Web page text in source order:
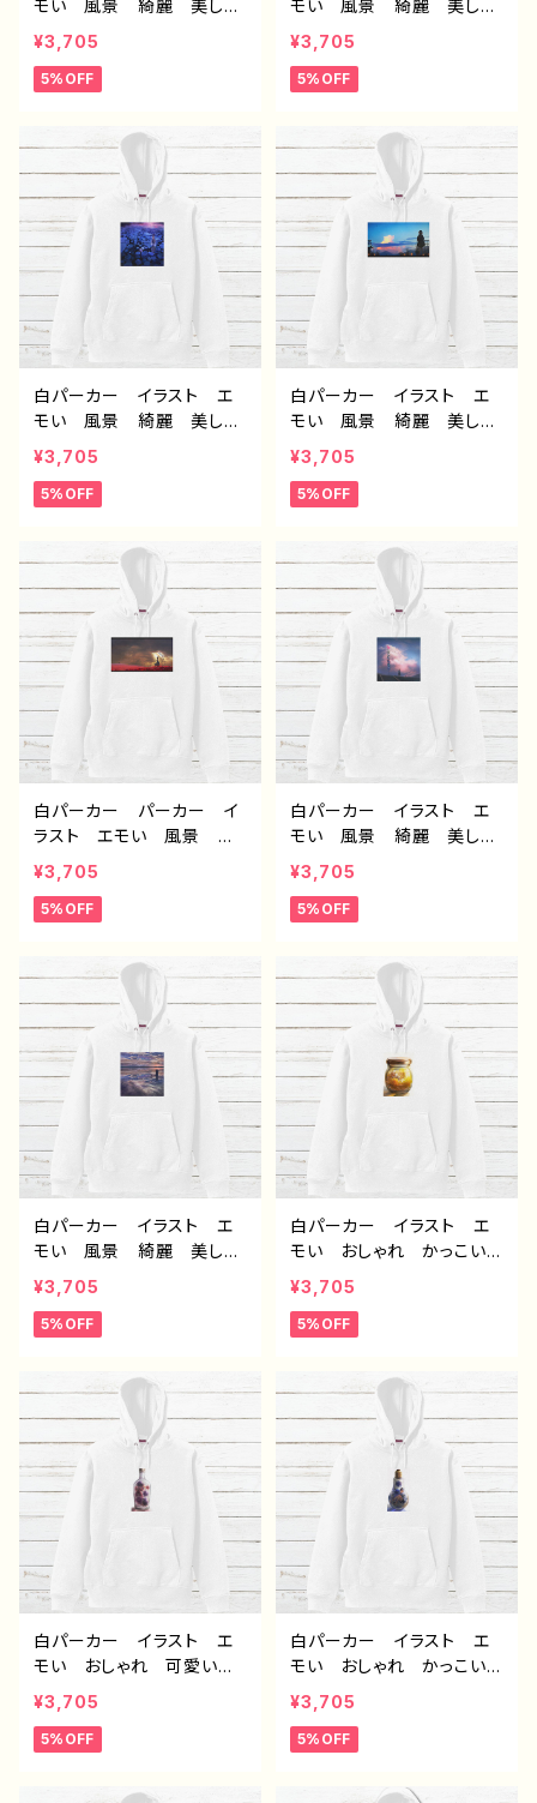
モい 風景 綺麗 美し
い 景色 おしゃれ 可愛
い女の子 メンズ レディ
ース おすすめ 個性的
クリエイター 絵師 オリ
ジナル デザイン グッ
ズ 片面印刷 タイトル：
星々の帰る場所 作：ア
ナ F-5
¥3,705
5%OFF
モい 風景 綺麗 美し
い 景色 おしゃれ 可愛
い女の子 メンズ レディ
ース おすすめ 個性的
クリエイター 絵師 オリ
ジナル デザイン グッ
ズ 片面印刷 タイトル：斑
雪 作：アナ F-5
¥3,705
5%OFF
白パーカー イラスト エ
モい 風景 綺麗 美し
い 景色 おしゃれ 可愛
い女の子 メンズ レディ
ース おすすめ 個性的
クリエイター 絵師 オリ
ジナル デザイン グッ
ズ 片面印刷 タイトル：氷
の記憶 作：アナ F-5
¥3,705
5%OFF
白パーカー イラスト エ
モい 風景 綺麗 美し
い 景色 可愛い女の子
おしゃれ後ろ姿 メンズ レ
ディース おすすめ 個性
ー クリエイター 絵師
オリジナル デザイン グッ
ズ 片面印刷タイトル：夜明
けは告げる 作：アナ F-5
¥3,705
5%OFF
白パーカー パーカー イ
ラスト エモい 風景 綺
麗 美しい 景色 おしゃ
れ 可愛い女の子 メン
ズ レディース おすす
トレーター クリエイター
絵師 オリジナル デザイ
ン グッズ 片面印刷 タ
イトル：dear 作：アナ F-
5
¥3,705
5%OFF
白パーカー イラスト エ
モい 風景 綺麗 美し
い 景色 おしゃれ 可愛
い女の子 メンズ レディ
ース おすすめ 個性的
クリエイター 絵師 オリ
ジナル デザイン グッ
ズ 片面印刷タイトル：visi
on 作：アナ F-5
¥3,705
5%OFF
白パーカー イラスト エ
モい 風景 綺麗 美し
い 景色 おしゃれ 可愛
い女の子 メンズ レディ
ース おすすめ 個性的
クリエイター 絵師 オリ
ジナル デザイン グッ
ズ 片面印刷 タイトル：z
ero 作：アナ F-5
¥3,705
5%OFF
白パーカー イラスト エ
モい おしゃれ かっこいい
男子 メンズ レディー
ス おすすめ 個性的 人
気 イラストレーター クリ
ル デザイン グッズ 片
面印刷 タイトル：フェアリ
ウム(黄) 作：アナ F-5
¥3,705
5%OFF
白パーカー イラスト エ
モい おしゃれ 可愛い女
の子 メンズ レディー
ス おすすめ 個性的 人
気 イラストレーター クリ
ル デザイン グッズ 片
¥3,705
5%OFF
白パーカー イラスト エ
モい おしゃれ かっこい
い 男の子 イケメン シ
ョタ メンズ レディース
おすすめ 個性的 人気
ター 絵師 オリジナル
¥3,705
5%OFF